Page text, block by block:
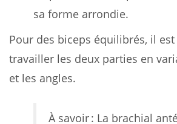
sa forme arrondie.
Pour des biceps équilibrés, il
travailler les deux parties en
et les angles.
À savoir : La brachial